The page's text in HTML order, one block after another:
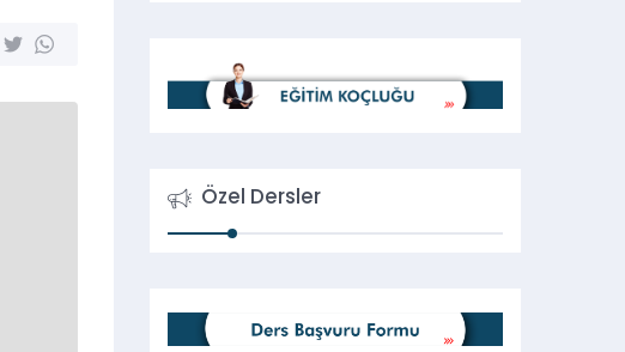
Özel Dersler